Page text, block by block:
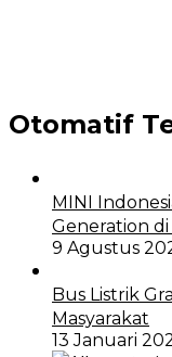
Otomatif
MINI
Generation
9 Agustus
Bus Listrik
Masyarakat
13 Januari